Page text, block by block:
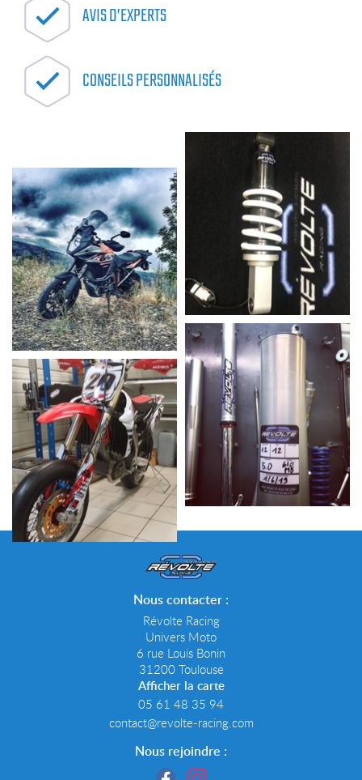
AVIS D’EXPERTS
CONSEILS PERSONNALISÉS
Nous contacter :
Révolte Racing
Univers Moto
6 rue Louis Bonin
31200 Toulouse
Afficher la carte
05 61 48 35 94
Nous rejoindre :